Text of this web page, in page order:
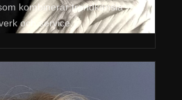
kombinerar trendkänsla
och service.